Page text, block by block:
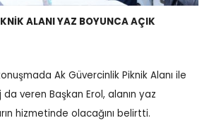
ALANI YAZ BOYUNCA AÇIK
Ak Güvercinlik Piknik Alanı ile
veren Başkan Erol, alanın yaz
hizmetinde olacağını belirtti.